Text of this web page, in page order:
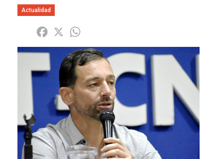
Actualidad
Share Facebook
X
Imagen